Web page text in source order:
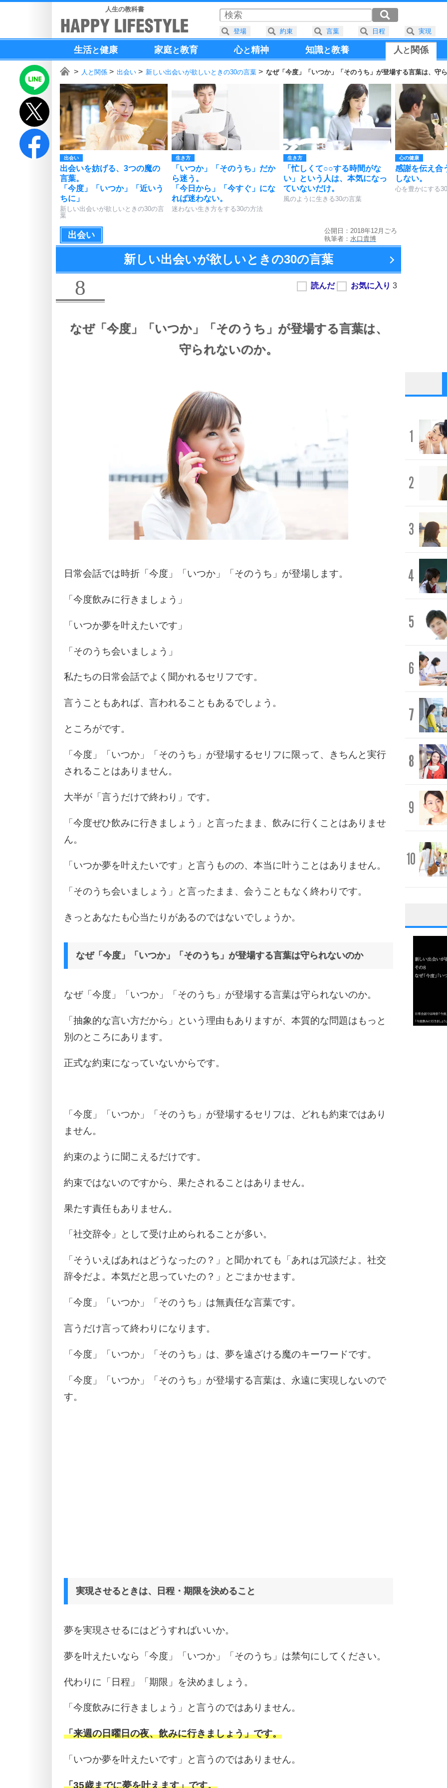
人生の教科書
生活と健康 家庭と教育 心と精神 知識と教養 人と 関係
人と関係 出会い 新しい出会いが欲しいときの30の言葉 なぜ「今度」「いつか」「そのうち」が登場する言葉は、守ら
出会い
出会いを妨げる、3つの魔の
言葉。
「今度」「いつか」「近いう
ちに」
新しい出会いが欲しいときの30の言
葉
生き方
「いつか」「そのうち」だか
ら迷う。
「今日から」「今すぐ」にな
れば迷わない。
迷わない生き方をする30の方法
生き方
「忙しくて○○する時間がな
い」という人は、本気になっ
ていないだけ。
風のように生きる30の言葉
心の健康
感謝を伝え合
しない。
心を豊かにする
出会い
公開日：2018年12月ごろ
執筆者： 水口貴博
新しい出会いが欲しいときの30の言葉
8
なぜ「今度」 「いつか」
「そのうち」が登場する言葉は、
守られないのか。
日常会話では時折「今度」「いつか」「そのうち」が登場します。
「今度飲みに行きましょう」
「いつか夢を叶えたいです」
「そのうち会いましょう」
私たちの日常会話でよく聞かれるセリフです。
言うこともあれば、言われることもあるでしょう。
ところがです。
「今度」「いつか」「そのうち」が登場するセリフに限って、きちんと実行
されることはありません。
大半が「言うだけで終わり」です。
「今度ぜひ飲みに行きましょう」と言ったまま、飲みに行くことはありませ
ん。
「いつか夢を叶えたいです」と言うものの、本当に叶うことはありません。
「そのうち会いましょう」と言ったまま、会うこともなく終わりです。
きっとあなたも心当たりがあるのではないでしょうか。
なぜ「今度」「いつか」「そのうち」が登場する言葉は守られないのか
なぜ「今度」「いつか」「そのうち」が登場する言葉は守られないのか。
「抽象的な言い方だから」という理由もありますが、本質的な問題はもっと
別のところにあります。
正式な約束になっていないからです。
「今度」「いつか」「そのうち」が登場するセリフは、どれも約束ではあり
ません。
約束のように聞こえるだけです。
約束ではないのですから、果たされることはありません。
果たす責任もありません。
「社交辞令」として受け止められることが多い。
「そういえばあれはどうなったの？」と聞かれても「あれは冗談だよ。社交
辞令だよ。本気だと思っていたの？」とごまかせます。
「今度」「いつか」「そのうち」は無責任な言葉です。
言うだけ言って終わりになります。
「今度」「いつか」「そのうち」は、夢を遠ざける魔のキーワードです。
「今度」「いつか」「そのうち」が登場する言葉は、永遠に実現しないので
す。
実現させるときは、日程・期限を決めること
夢を実現させるにはどうすればいいか。
夢を叶えたいなら「今度」「いつか」「そのうち」は禁句にしてください。
代わりに「日程」「期限」を決めましょう。
「今度飲みに行きましょう」と言うのではありません。
「来週の日曜日の夜、飲みに行きましょう」です。
「いつか夢を叶えたいです」と言うのではありません。
「35歳までに夢を叶えます」です。
1
2
3
4
5
6
7
8
9
10
1
3
登場 約束 言葉 日程 実現